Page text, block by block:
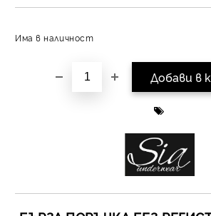
Има в наличност